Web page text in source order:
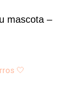
mascota –
🤍